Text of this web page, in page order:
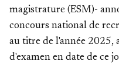
magistrature (ESM)-
concours national de
au titre de l'année 2025,
d'examen en date de ce